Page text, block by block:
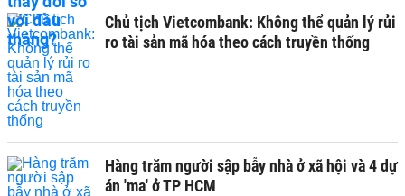
Chủ tịch Vietcombank: Không thể quản lý rủi
ro tài sản mã hóa theo cách truyền thống
Hàng trăm người sập bẫy nhà ở xã hội và 4 dự
án 'ma' ở TP HCM